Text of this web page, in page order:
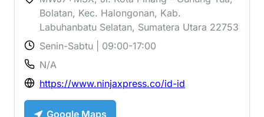
Bolatan, Kec. Halongonan, Kab.
Labuhanbatu Selatan, Sumatera Utara 22753
Senin-Sabtu | 09:00-17:00
N/A
https://www.ninjaxpress.co/id-id
Google Maps